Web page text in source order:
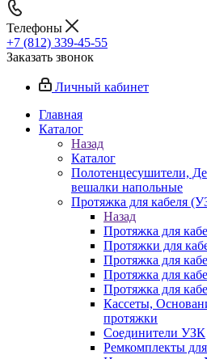
Телефоны
+7 (812) 339-45-55
Заказать звонок
Личный кабинет
Главная
Каталог
Назад
Каталог
Полотенцесушители,
вешалки напольные
Протяжка для кабеля
Назад
Протяжка для
Протяжки для
Протяжка для
Протяжка для
Протяжка для
Кассеты,
протяжки
Соединители УЗК
Ремкомплекты